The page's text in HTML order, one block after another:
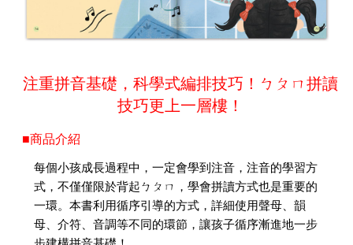
注重拼音基礎，科學式編排技巧！ㄅㄆㄇ拼讀
技巧更上一層樓！
■商品介紹
每個小孩成長過程中，一定會學到注音，注音的學習方
式，不僅僅限於背起ㄅㄆㄇ，學會拼讀方式也是重要的
一環。本書利用循序引導的方式，詳細使用聲母、韻
母、介符、音調等不同的環節，讓孩子循序漸進地一步